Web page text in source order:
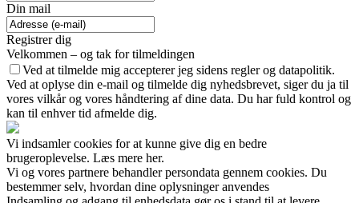
Din mail
Registrer dig
Velkommen – og tak for tilmeldingen
Ved at tilmelde mig accepterer jeg sidens regler og datapolitik.
Ved at oplyse din e-mail og tilmelde dig nyhedsbrevet, siger du ja til
vores vilkår og vores håndtering af dine data. Du har fuld kontrol og
kan til enhver tid afmelde dig.
Vi indsamler cookies for at kunne give dig en bedre
brugeroplevelse. Læs mere her.
Vi og vores partnere behandler persondata gennem cookies. Du
bestemmer selv, hvordan dine oplysninger anvendes